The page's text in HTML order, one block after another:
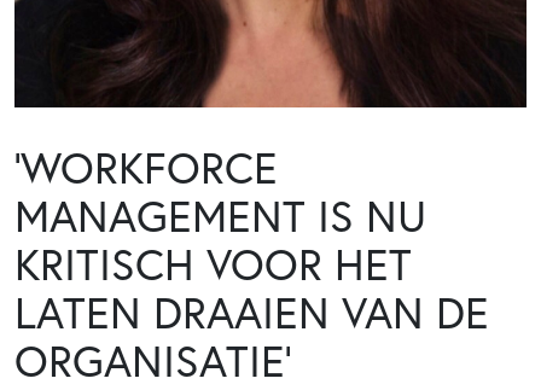
‘WORKFORCE
MANAGEMENT IS NU
KRITISCH VOOR HET
LATEN DRAAIEN VAN DE
ORGANISATIE’